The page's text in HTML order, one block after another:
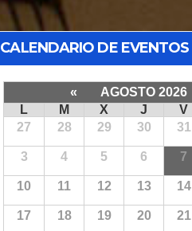
CALENDARIO DE EVENTOS
« AGOSTO 2026
L
M X J V
27
28 29 30 31
3 4 5 6 7
10 11 12 13 14
17 18 19 20 21